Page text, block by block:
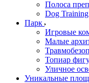
Полоса
Dog Training
Парк
Игровые
Малые
Топиар
Уличное
Уникальные